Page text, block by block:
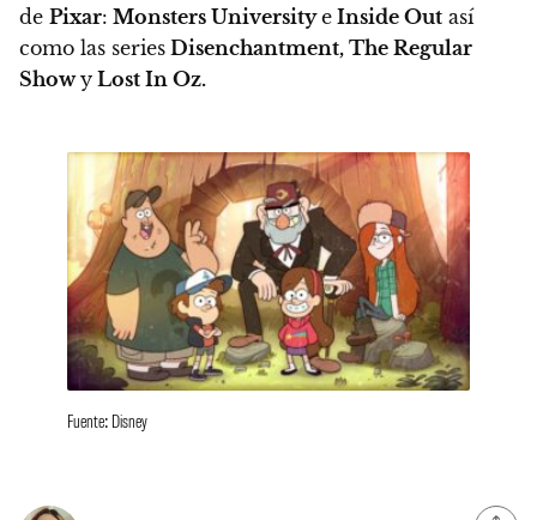
de Pixar: Monsters Universitye Inside Out así
como las series Disenchantment, The Regular
Showy Lost In Oz.
Fuente: Disney